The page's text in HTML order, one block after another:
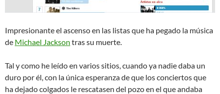
Impresionante el ascenso en las listas que ha pegado la música
de Michael Jackson tras su muerte.
Tal y como he leído en varios sitios, cuando ya nadie daba un
duro por él, con la única esperanza de que los conciertos que
ha dejado colgados le rescatasen del pozo en el que andaba